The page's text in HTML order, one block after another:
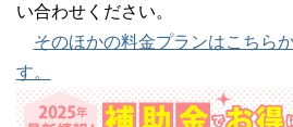
い合わせください。
そのほかの料金プランはこちら
す。